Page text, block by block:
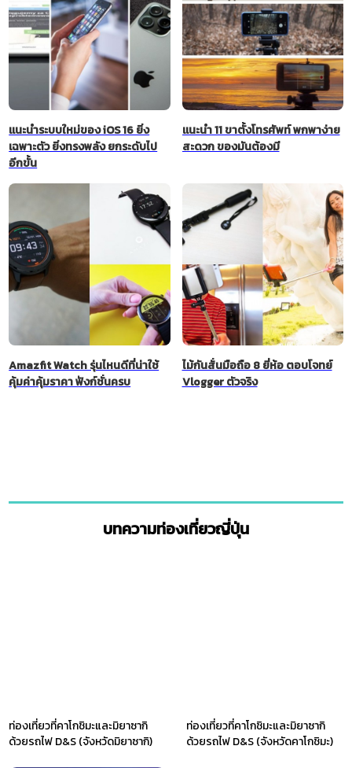
แนะนำระบบใหม่ของ iOS 16 ยิ่ง
เฉพาะตัว ยิ่งทรงพลัง ยกระดับไป
อีกขั้น
แนะนำ 11 ขาตั้งโทรศัพท์ พกพาง่าย
สะดวก ของมันต้องมี
Amazfit Watch รุ่นไหนดีที่น่าใช้
คุ้มค่าคุ้มราคา ฟังก์ชั่นครบ
ไม้กันสั่นมือถือ 8 ยี่ห้อ ตอบโจทย์
Vlogger ตัวจริง
บทความท่องเที่ยวญี่ปุ่น
ท่องเที่ยวที่คาโกชิมะและมิยาซากิ
ด้วยรถไฟ D&S (จังหวัดมิยาซากิ)
ท่องเที่ยวที่คาโกชิมะและมิยาซากิ
ด้วยรถไฟ D&S (จังหวัดคาโกชิมะ)